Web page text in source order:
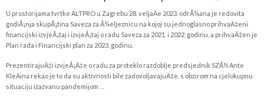
U prostorijama tvrtke ALTPRO u Zagrebu 28. veljaÄe 2023. odrÅ¾ana je redovita
godiÅ¡nja skupÅ¡tina Saveza za Å¾eljeznicu na kojoj su jednoglasno prihvaÄ‡eni
financijski izvjeÅ¡taj i izvjeÅ¡taj o radu Saveza za 2021. i 2022. godinu, a prihvaÄ‡en je
Plan rada i Financijski plan za 2023. godinu.
PrezentirajuÄ‡i izvjeÅ¡Ä‡e o radu za proteklo razdoblje predsjednik SZÅ½ Ante
KleÄina rekao je to da su aktivnosti bile zadovoljavajuÄ‡e, s obzirom na cjelokupnu
situaciju izazvanu pandemijom …